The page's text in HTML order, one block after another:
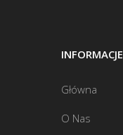
INFORMACJE
Główna
O Nas